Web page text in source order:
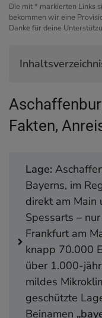
Die mit * markierten Links
bekommen wir eine
Danke für deine
Tipps
1. Schloss
Fachwerk und
3.
Mainblick
4.
bayerischem
5. Stiftsbasilika
6. Park
Pfauen
Fakten,
Lage:
Bayerns, im
direkt am Main
Spessarts –
Frankfurt am
knapp 70.000
über 1.000-
mildes
geschützte
Beinamen